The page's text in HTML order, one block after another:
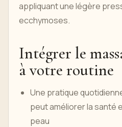
appliquant une légère
ecchymoses.
Intégrer le
à votre routine
Une pratique
peut améliorer la santé
peau